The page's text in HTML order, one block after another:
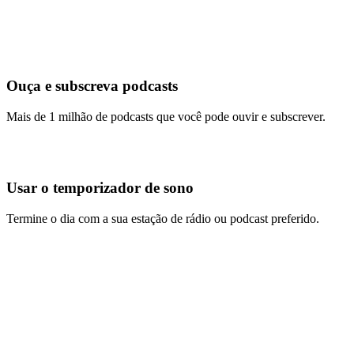
Ouça e subscreva podcasts
Mais de 1 milhão de podcasts que você pode ouvir e subscrever.
Usar o temporizador de sono
Termine o dia com a sua estação de rádio ou podcast preferido.